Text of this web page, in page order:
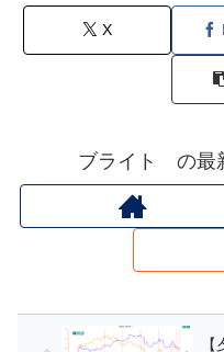
X
ブライト の最